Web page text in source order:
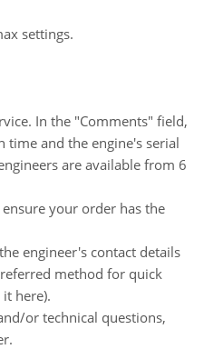
settings.
In the "Comments" field,
time and the engine's serial
are available from 6
your order has the
engineer's contact details
method for quick
here).
or technical questions,